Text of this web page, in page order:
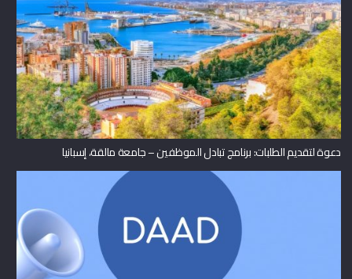
دعوة لتقديم الطلبات: برنامج تبادل الموظفين – جامعة مالقة، إسبانيا